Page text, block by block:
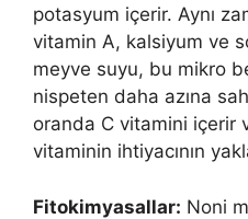
potasyum içerir. Aynı
vitamin A, kalsiyum ve
meyve suyu, bu mikro
nispeten daha azına
oranda C vitamini içerir
vitaminin ihtiyacının
Fitokimyasallar: Noni